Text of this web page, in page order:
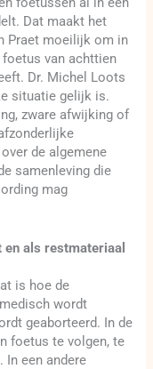
Dat maakt het
Praet moeilijk om in
van achttien
Dr. Michel Loots
situatie gelijk is.
zware afwijking of
de algemene
samenleving die
mag
en als restmateriaal
is hoe de
wordt
geaborteerd. In de
foetus te volgen, te
In een andere